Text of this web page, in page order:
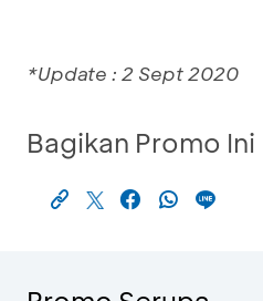
*Update : 2 Sept 2020
Bagikan Promo Ini